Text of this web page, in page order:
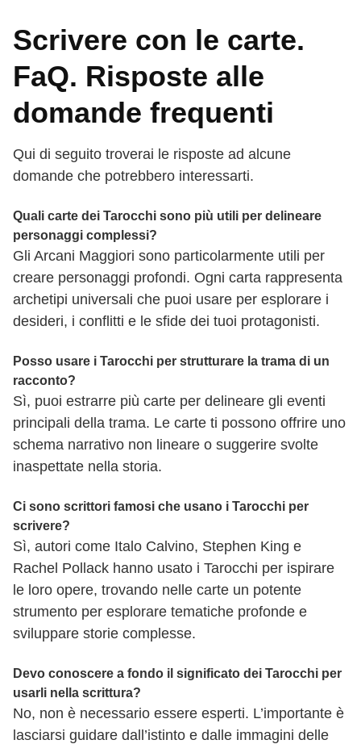
Scrivere con le carte.
FaQ. Risposte alle
domande frequenti
Qui di seguito troverai le risposte ad alcune
domande che potrebbero interessarti.
Quali carte dei Tarocchi sono più utili per delineare
personaggi complessi?
Gli Arcani Maggiori sono particolarmente utili per
creare personaggi profondi. Ogni carta rappresenta
archetipi universali che puoi usare per esplorare i
desideri, i conflitti e le sfide dei tuoi protagonisti.
Posso usare i Tarocchi per strutturare la trama di un
racconto?
Sì, puoi estrarre più carte per delineare gli eventi
principali della trama. Le carte ti possono offrire uno
schema narrativo non lineare o suggerire svolte
inaspettate nella storia.
Ci sono scrittori famosi che usano i Tarocchi per
scrivere?
Sì, autori come Italo Calvino, Stephen King e
Rachel Pollack hanno usato i Tarocchi per ispirare
le loro opere, trovando nelle carte un potente
strumento per esplorare tematiche profonde e
sviluppare storie complesse.
Devo conoscere a fondo il significato dei Tarocchi per
usarli nella scrittura?
No, non è necessario essere esperti. L’importante è
lasciarsi guidare dall’istinto e dalle immagini delle